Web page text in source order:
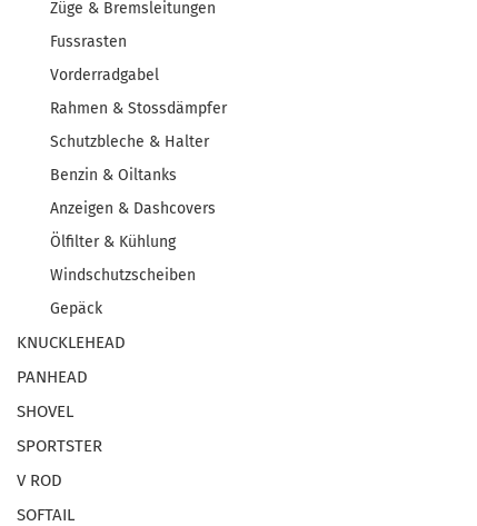
Züge & Bremsleitungen
Fussrasten
Vorderradgabel
Rahmen & Stossdämpfer
Schutzbleche & Halter
Benzin & Oiltanks
Anzeigen & Dashcovers
Ölfilter & Kühlung
Windschutzscheiben
Gepäck
KNUCKLEHEAD
PANHEAD
SHOVEL
SPORTSTER
V ROD
SOFTAIL